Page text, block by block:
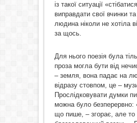
із такої ситуації
виправдати свої вчинки
людина ніколи не хотіла
за щось.
Для нього поезія була
проза могла бути від
– земля, вона падає на
відразу стовпом, це –
Прослідковувати думки
можна було
що пише, – згорає, але то